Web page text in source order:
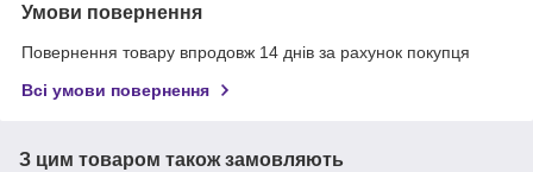
Умови повернення
Повернення товару впродовж 14 днів за рахунок покупця
Всі умови повернення
З цим товаром також замовляють